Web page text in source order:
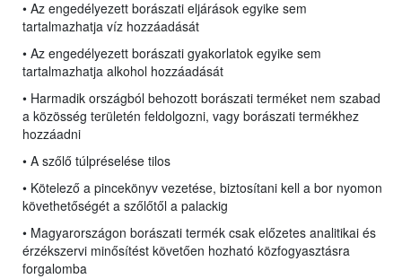
• Az engedélyezett borászati eljárások egyike sem
tartalmazhatja víz hozzáadását
• Az engedélyezett borászati gyakorlatok egyike sem
tartalmazhatja alkohol hozzáadását
• Harmadik országból behozott borászati terméket nem szabad
a közösség területén feldolgozni, vagy borászati termékhez
hozzáadni
• A szőlő túlpréselése tilos
• Kötelező a pincekönyv vezetése, biztosítani kell a bor nyomon
követhetőségét a szőlőtől a palackig
• Magyarországon borászati termék csak előzetes analitikai és
érzékszervi minősítést követően hozható közfogyasztásra
forgalomba